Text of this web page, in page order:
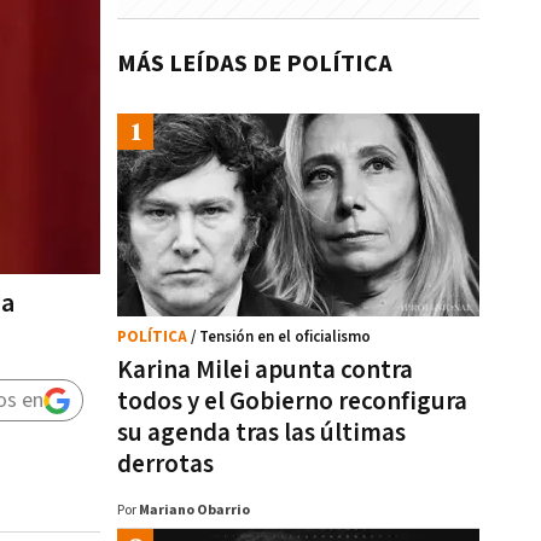
en
MÁS LEÍDAS DE POLÍTICA
Karina Milei apunta contra
todos y el Gobierno reconfigura
su agenda tras las últimas
derrotas
POLÍTICA/ Tensión en el oficialismo
Por Mariano Obarrio